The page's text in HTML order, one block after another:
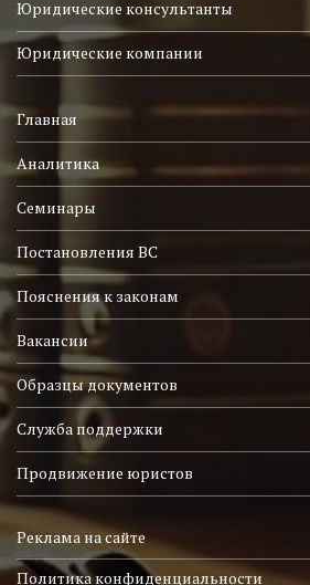
Юридические консультанты
Юридические компании
Главная
Аналитика
Семинары
Постановления ВС
Пояснения к законам
Вакансии
Образцы документов
Служба поддержки
Продвижение юристов
Реклама на сайте
Политика конфиденциальности